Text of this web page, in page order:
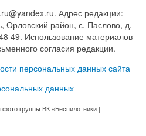
Адрес редакции:
Орловский район, с. Паслово, д.
49. Использование материалов
согласия редакции.
персональных данных сайта
данных
группы ВК «Беспилотники |